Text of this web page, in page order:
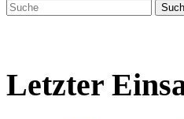
Letzter